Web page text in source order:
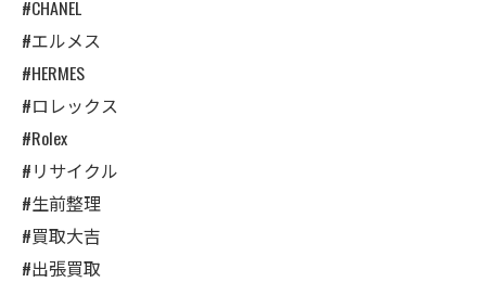
#CHANEL
#エルメス
#HERMES
#ロレックス
#Rolex
#リサイクル
#生前整理
#買取大吉
#出張買取